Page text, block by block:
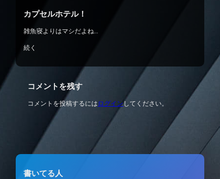
カプセルホテル！
雑魚寝よりはマシだよね…
続く
コメントを残す
コメントを投稿するには ログインしてください。
書いてる人